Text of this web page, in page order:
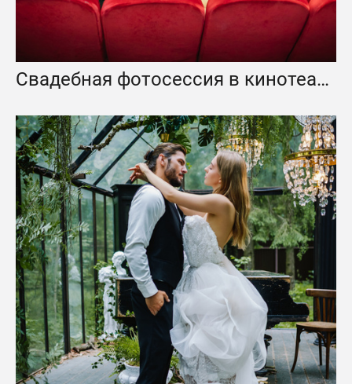
Свадебная фотосессия в кинотеатре Пионер